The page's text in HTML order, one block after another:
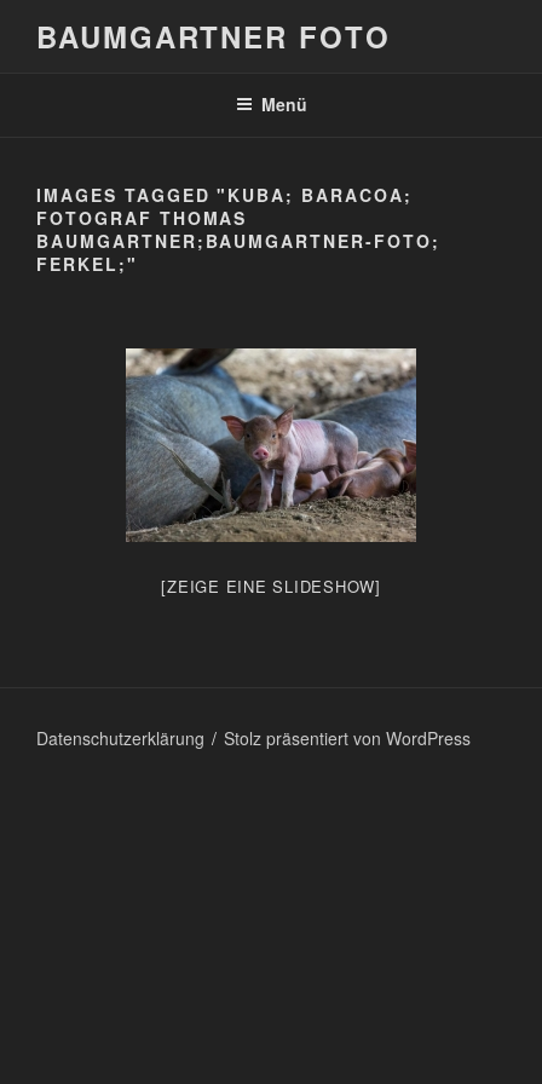
BAUMGARTNER FOTO
Menü
IMAGES TAGGED "KUBA; BARACOA;
FOTOGRAF THOMAS
BAUMGARTNER;BAUMGARTNER-FOTO;
FERKEL;"
[ZEIGE EINE SLIDESHOW]
Datenschutzerklärung Stolz präsentiert von WordPress